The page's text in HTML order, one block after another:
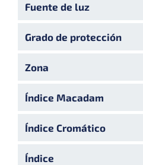
Fuente de luz
Grado de protección
Zona
Índice Macadam
Índice Cromático
Índice